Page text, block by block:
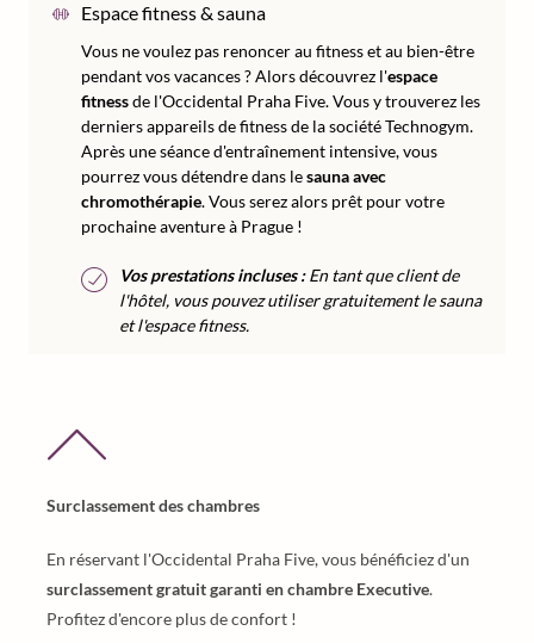
Espace fitness & sauna
Vous ne voulez pas renoncer au fitness et au bien-être
pendant vos vacances ? Alors découvrez l'espace
fitnessde l'Occidental Praha Five. Vous y trouverez les
derniers appareils de fitness de la société Technogym.
Après une séance d'entraînement intensive, vous
pourrez vous détendre dans lesauna avec
chromothérapie. Vous serez alors prêt pour votre
prochaine aventure à Prague !
Vos prestations incluses :En tant que client de
l'hôtel, vous pouvez utiliser gratuitement le sauna
et l'espace fitness.
Surclassement des chambres
En réservant l'Occidental Praha Five, vous bénéficiez d'un
surclassement gratuit garanti en chambre Executive.
Profitez d'encore plus de confort !